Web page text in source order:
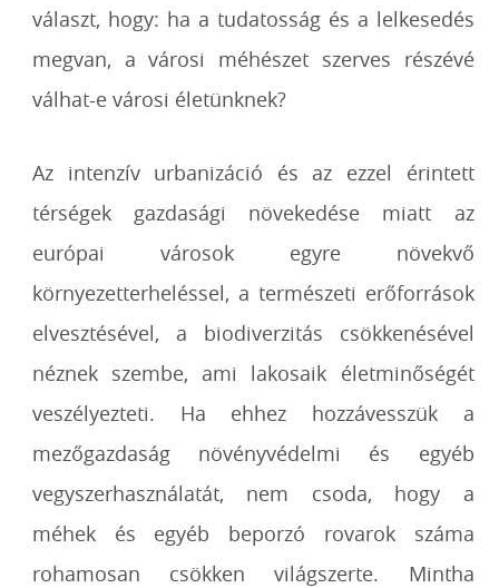
választ, hogy: ha a tudatosság és a lelkesedés
megvan, a városi méhészet szerves részévé
válhat-e városi életünknek?
Az intenzív urbanizáció és az ezzel érintett
térségek gazdasági növekedése miatt az
európai városok egyre növekvő
környezetterheléssel, a természeti erőforrások
elvesztésével, a biodiverzitás csökkenésével
néznek szembe, ami lakosaik életminőségét
veszélyezteti. Ha ehhez hozzávesszük a
mezőgazdaság növényvédelmi és egyéb
vegyszerhasználatát, nem csoda, hogy a
méhek és egyéb beporzó rovarok száma
rohamosan csökken világszerte. Mintha